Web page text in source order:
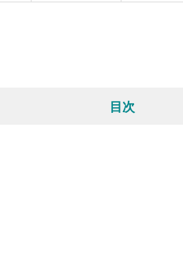
目次